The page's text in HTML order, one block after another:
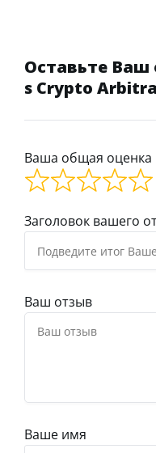
Оставьте Ваш
s Crypto
Ваша общая оценка
Заголовок вашего
Ваш отзыв
Ваше имя